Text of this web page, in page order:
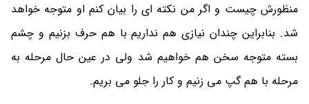
منظورش چیست و اگر من نکته ای را بیان کنم او متوجه خواهد
شد. بنابراین چندان نیازی هم نداریم با هم حرف بزنیم و چشم
بسته متوجه سخن هم خواهیم شد ولی در عین حال مرحله به
مرحله با هم گپ می زنیم و کار را جلو می بریم.